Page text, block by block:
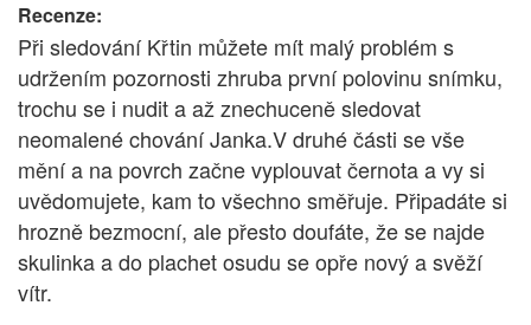
Recenze:
Při sledování Křtin můžete mít malý problém s
udržením pozornosti zhruba první polovinu snímku,
trochu se i nudit a až znechuceně sledovat
neomalené chování Janka.V druhé části se vše
mění a na povrch začne vyplouvat černota a vy si
uvědomujete, kam to všechno směřuje. Připadáte si
hrozně bezmocní, ale přesto doufáte, že se najde
skulinka a do plachet osudu se opře nový a svěží
vítr.